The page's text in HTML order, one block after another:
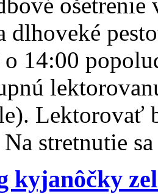
dlhoveké
14:00
Lektorovať
stretnutie
kyjanôčky